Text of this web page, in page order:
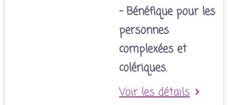
- Bénéfique pour les
personnes
complexées et
colériques.
Voir les détails